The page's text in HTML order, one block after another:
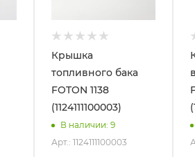
Крышка
топливного бака
FOTON 1138
(1124111100003)
В наличии: 9
Арт.: 1124111100003